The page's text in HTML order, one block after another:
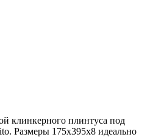
клинкерного плинтуса под
Размеры 175х395х8 идеально